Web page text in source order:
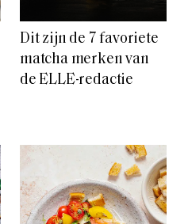
Dit zijn de 7 favoriete
matcha merken van
de ELLE-redactie